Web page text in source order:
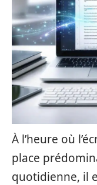
À l’heure où
place
quotidienne, il